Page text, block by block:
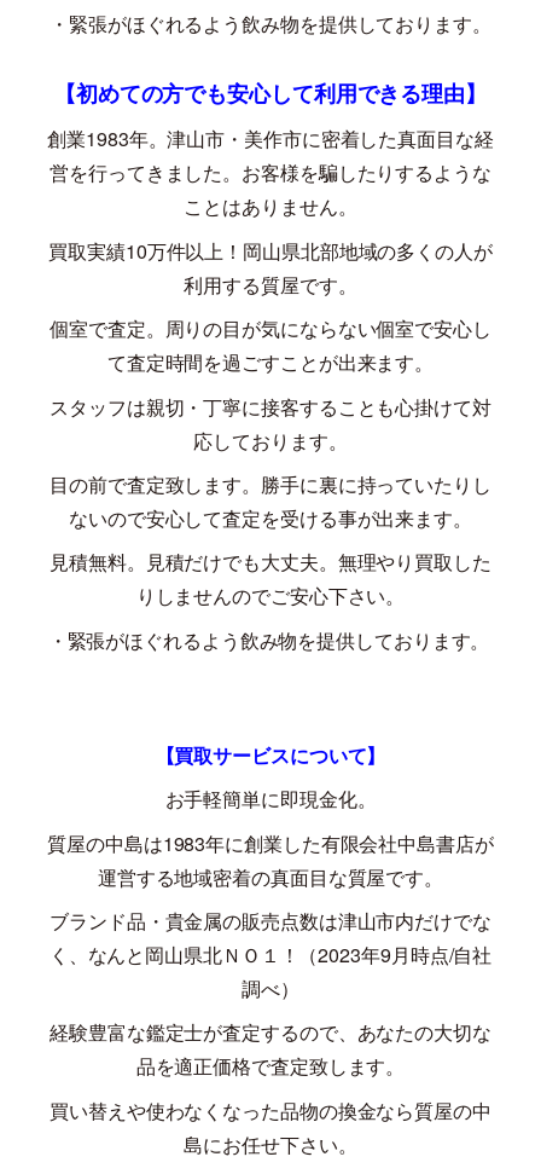
・緊張がほぐれるよう飲み物を提供しております。
【初めての方でも安心して利用できる理由】
創業1983年。津山市・美作市に密着した真面目な経
営を行ってきました。お客様を騙したりするような
ことはありません。
買取実績10万件以上！岡山県北部地域の多くの人が
利用する質屋です。
個室で査定。周りの目が気にならない個室で安心し
て査定時間を過ごすことが出来ます。
スタッフは親切・丁寧に接客することも心掛けて対
応しております。
目の前で査定致します。勝手に裏に持っていたりし
ないので安心して査定を受ける事が出来ます。
見積無料。見積だけでも大丈夫。無理やり買取した
りしませんのでご安心下さい。
・緊張がほぐれるよう飲み物を提供しております。
【買取サービスについて】
お手軽簡単に即現金化。
質屋の中島は1983年に創業した有限会社中島書店が
運営する地域密着の真面目な質屋です。
ブランド品・貴金属の販売点数は津山市内だけでな
く、なんと岡山県北ＮＯ１！（2023年9月時点/自社
調べ）
経験豊富な鑑定士が査定するので、あなたの大切な
品を適正価格で査定致します。
買い替えや使わなくなった品物の換金なら質屋の中
島にお任せ下さい。